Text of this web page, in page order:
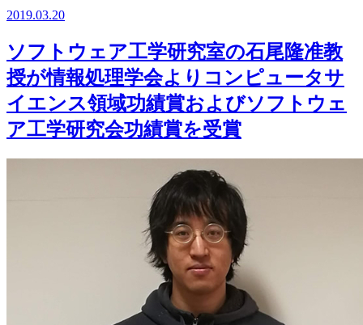
2019.03.20
ソフトウェア工学研究室の石尾隆准教
授が情報処理学会よりコンピュータサ
イエンス領域功績賞およびソフトウェ
ア工学研究会功績賞を受賞